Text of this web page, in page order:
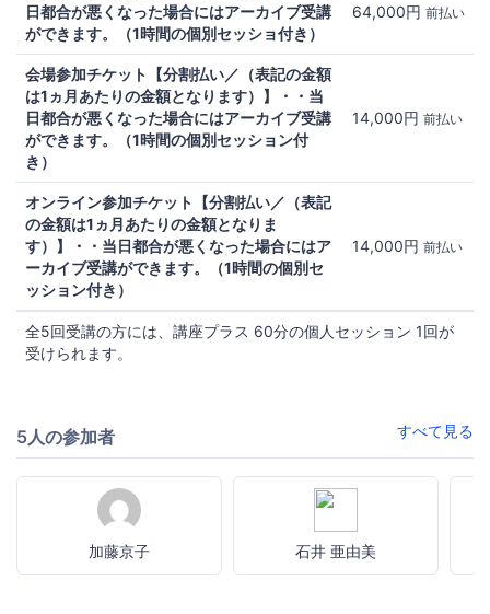
日都合が悪くなった場合にはアーカイブ受講
ができます。（1時間の個別セッショ付き）
64,000円 前払い
会場参加チケット【分割払い／（表記の金額
は1ヵ月あたりの金額となります）】・・当
日都合が悪くなった場合にはアーカイブ受講
ができます。（1時間の個別セッション付
き）
14,000円 前払い
オンライン参加チケット【分割払い／（表記
の金額は1ヵ月あたりの金額となりま
す）】・・当日都合が悪くなった場合にはア
ーカイブ受講ができます。（1時間の個別セ
ッション付き）
14,000円 前払い
全5回受講の方には、講座プラス 60分の個人セッション 1回が
受けられます。
5人の参加者 すべて見る
加藤京子 石井 亜由美